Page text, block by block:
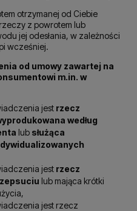
otrzymanej od Ciebie
z powrotem lub
jej odesłania, w zależności
wcześniej.
od umowy zawartej na
m.in. w
jest rzecz
według
lub służąca
jest rzecz
lub mająca krótki
jest rzecz